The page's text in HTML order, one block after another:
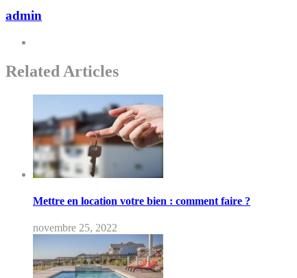
admin
Related Articles
Mettre en location votre bien : comment faire ?
novembre 25, 2022